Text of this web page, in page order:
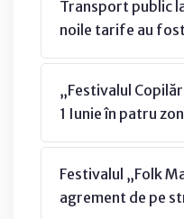
Transport public
noile tarife au
„Festivalul
1 Iunie în patru
Festivalul „Folk
agrement de pe